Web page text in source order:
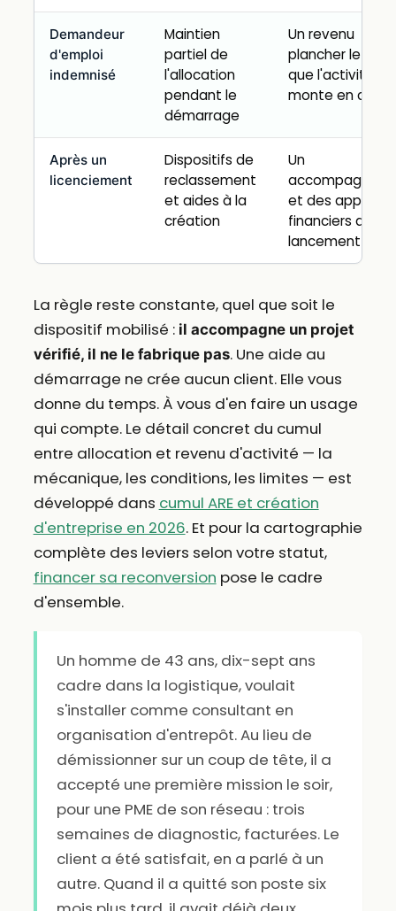
Demandeur
d'emploi
indemnisé
Maintien
partiel de
l'allocation
pendant le
démarrage
Un revenu
plancher le
que l'activité
monte en
Après un
licenciement
Dispositifs de
reclassement
et aides à la
création
Un
et des appuis
financiers au
lancement
La règle reste constante, quel que soit le
dispositif mobilisé : il accompagne un projet
vérifié, il ne le fabrique pas. Une aide au
démarrage ne crée aucun client. Elle vous
donne du temps. À vous d'en faire un usage
qui compte. Le détail concret du cumul
entre allocation et revenu d'activité — la
mécanique, les conditions, les limites — est
développé dans cumul ARE et création
d'entreprise en 2026. Et pour la cartographie
complète des leviers selon votre statut,
financer sa reconversion pose le cadre
d'ensemble.
Un homme de 43 ans, dix-sept ans
cadre dans la logistique, voulait
s'installer comme consultant en
organisation d'entrepôt. Au lieu de
démissionner sur un coup de tête, il a
accepté une première mission le soir,
pour une PME de son réseau : trois
semaines de diagnostic, facturées. Le
client a été satisfait, en a parlé à un
autre. Quand il a quitté son poste six